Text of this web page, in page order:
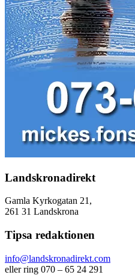
Landskronadirekt
Gamla Kyrkogatan 21,
261 31 Landskrona
Tipsa redaktionen
info@landskronadirekt.com
eller ring 070 – 65 24 291